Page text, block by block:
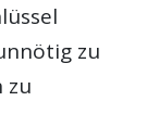
zu
zu